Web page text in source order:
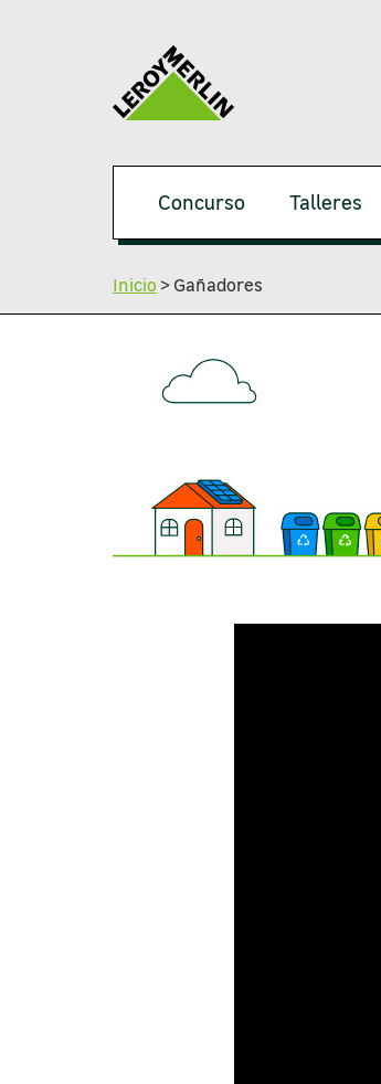
Concurso Talleres
Inicio >Gañadores